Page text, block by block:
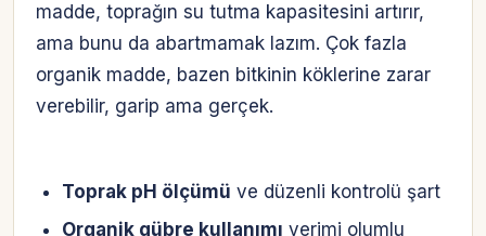
madde, toprağın su tutma kapasitesini artırır,
ama bunu da abartmamak lazım. Çok fazla
organik madde, bazen bitkinin köklerine zarar
verebilir, garip ama gerçek.
Toprak pH ölçümü ve düzenli kontrolü şart
Organik gübre kullanımı verimi olumlu